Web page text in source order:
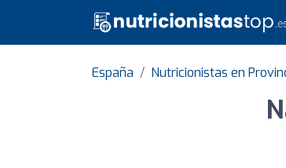
España Nutricionistas en